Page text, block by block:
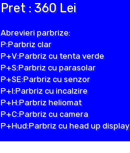
Pret : 360 Lei
Abrevieri parbrize:
P:Parbriz clar
P+V:Parbriz cu tenta verde
P+S:Parbriz cu parasolar
P+SE:Parbriz cu senzor
P+I:Parbriz cu incalzire
P+H:Parbriz heliomat
P+C:Parbriz cu camera
P+Hud:Parbriz cu head up display